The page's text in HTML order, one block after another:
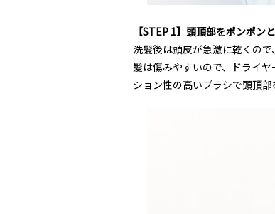
【STEP 1】頭頂部をポンポン
洗髪後は頭皮が急激に乾くの
髪は傷みやすいので、ドライ
ション性の高いブラシで頭頂